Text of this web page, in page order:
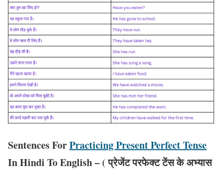
Sentences ForPracticing Present Perfect Tense
In Hindi To English – ( प्रेजेंट परफेक्ट टेंस के अभ्यास